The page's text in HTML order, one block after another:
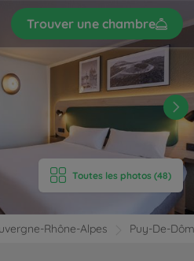
Trouver une chambre
Toutes les photos (48)
Rhône-Alpes Puy-De-